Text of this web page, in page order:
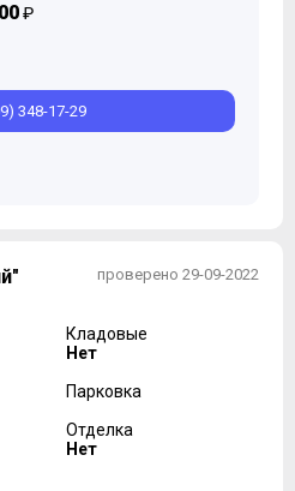
₽
348-17-29
проверено 29-09-2022
Кладовые
Нет
Парковка
Отделка
Нет